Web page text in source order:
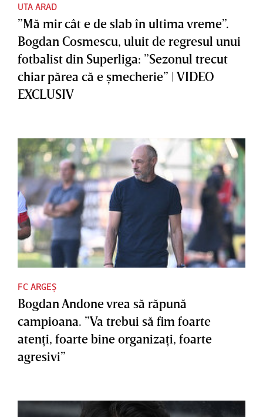
UTA ARAD
”Mă mir cât e de slab în ultima vreme”.
Bogdan Cosmescu, uluit de regresul unui
fotbalist din Superliga: ”Sezonul trecut
chiar părea că e şmecherie” | VIDEO
EXCLUSIV
FC ARGEȘ
Bogdan Andone vrea să răpună
campioana. ”Va trebui să fim foarte
atenţi, foarte bine organizaţi, foarte
agresivi”